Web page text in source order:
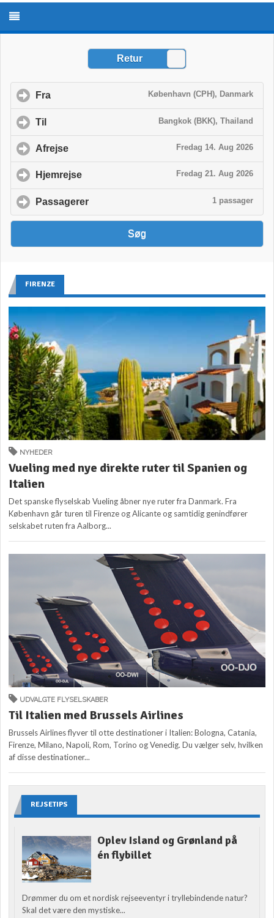
FIRENZE
NYHEDER
Vueling med nye direkte ruter til Spanien og
Italien
Det spanske flyselskab Vueling åbner nye ruter fra Danmark. Fra
København går turen til Firenze og Alicante og samtidig genindfører
selskabet ruten fra Aalborg...
UDVALGTE FLYSELSKABER
Til Italien med Brussels Airlines
Brussels Airlines flyver til otte destinationer i Italien: Bologna, Catania,
Firenze, Milano, Napoli, Rom, Torino og Venedig. Du vælger selv, hvilken
af disse destinationer...
REJSETIPS
Oplev Island og Grønland på
én flybillet
Drømmer du om et nordisk rejseeventyr i tryllebindende natur?
Skal det være den mystiske...